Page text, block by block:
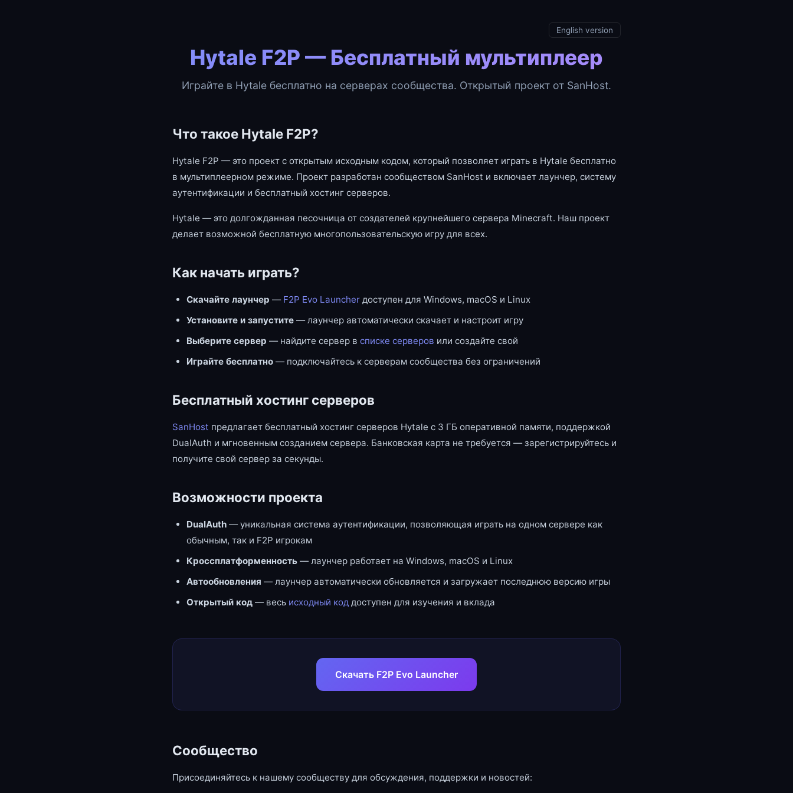
English version
Hytale F2P — Бесплатный мультиплеер
Играйте в Hytale бесплатно на серверах сообщества. Открытый проект от SanHost.
Что такое Hytale F2P?
Hytale F2P — это проект с открытым исходным кодом, который позволяет играть в Hytale бесплатно
в мультиплеерном режиме. Проект разработан сообществом SanHost и включает лаунчер, систему
аутентификации и бесплатный хостинг серверов.
Hytale — это долгожданная песочница от создателей крупнейшего сервера Minecraft. Наш проект
делает возможной бесплатную многопользовательскую игру для всех.
Как начать играть?
Скачайте лаунчер — F2P Evo Launcher доступен для Windows, macOS и Linux
Установите и запустите — лаунчер автоматически скачает и настроит игру
Выберите сервер — найдите сервер в списке серверов или создайте свой
Играйте бесплатно — подключайтесь к серверам сообщества без ограничений
Бесплатный хостинг серверов
SanHost предлагает бесплатный хостинг серверов Hytale с 3 ГБ оперативной памяти, поддержкой
DualAuth и мгновенным созданием сервера. Банковская карта не требуется — зарегистрируйтесь и
получите свой сервер за секунды.
Возможности проекта
DualAuth — уникальная система аутентификации, позволяющая играть на одном сервере как
обычным, так и F2P игрокам
Кроссплатформенность — лаунчер работает на Windows, macOS и Linux
Автообновления — лаунчер автоматически обновляется и загружает последнюю версию игры
Открытый код — весь исходный код доступен для изучения и вклада
Скачать F2P Evo Launcher
Сообщество
Присоединяйтесь к нашему сообществу для обсуждения, поддержки и новостей: